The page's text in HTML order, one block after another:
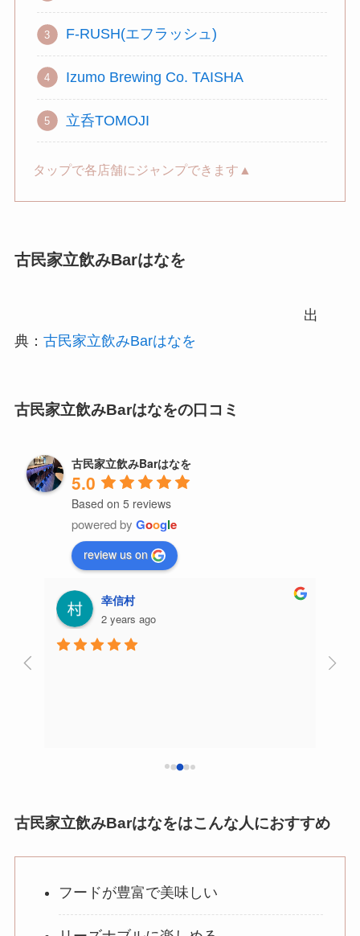
F-RUSH(エフラッシュ)
Izumo Brewing Co. TAISHA
立呑TOMOJI
タップで各店舗にジャンプできます▲
古民家立飲みBarはなを
出
典： 古民家立飲みBarはなを
古民家立飲みBarはなをの口コミ
古民家立飲みBarはなを
5.0
Based on 5 reviews
powered by Google
review us on
幸信村
2 years ago
古
古民家立飲みBarはなをはこんな人におすすめ
フードが豊富で美味しい